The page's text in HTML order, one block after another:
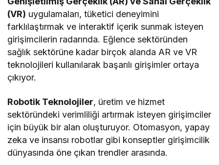
(VR) uygulamaları, tüketici deneyimini
farklılaştırmak ve interaktif içerik sunmak isteyen
girişimcilerin radarında. Eğlence sektöründen
sağlık sektörüne kadar birçok alanda AR ve VR
teknolojileri kullanılarak başarılı girişimler ortaya
çıkıyor.
Robotik Teknolojiler, üretim ve hizmet
sektöründeki verimliliği artırmak isteyen girişimciler
için büyük bir alan oluşturuyor. Otomasyon, yapay
zeka ve insansı robotlar gibi konseptler girişimcilik
dünyasında öne çıkan trendler arasında.